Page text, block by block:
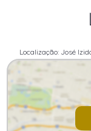
Localização: José